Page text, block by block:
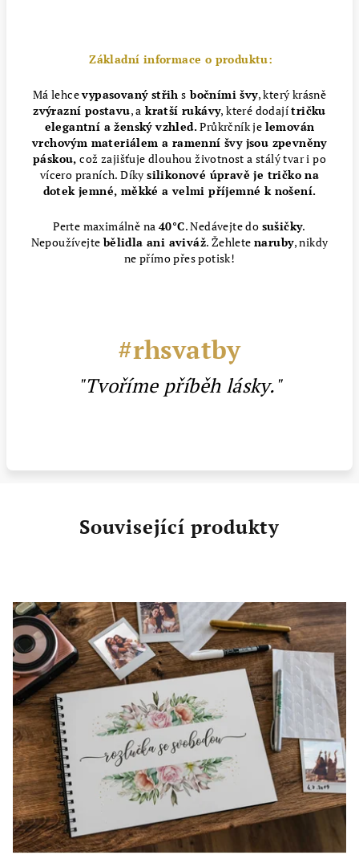
Základní informace o produktu:
Má lehcevypasovaný střih s bočními švy, který krásně
zvýrazní postavu, a kratší rukávy, které dodajítričku
elegantní a ženský vzhled.Průkrčník je lemován
vrchovým materiálem a ramenní švy jsou zpevněny
páskou, což zajišťuje dlouhou životnost a stálý tvar i po
vícero praních. Díkysilikonové úpravě je tričko na
dotek jemné, měkké a velmi příjemné k nošení.
Perte maximálně na 40°C. Nedávejte do sušičky.
Nepoužívejtebělidla ani aviváž. Žehletenaruby, nikdy
ne přímo přes potisk!
#rhsvatby
"Tvoříme příběh lásky."
Související produkty